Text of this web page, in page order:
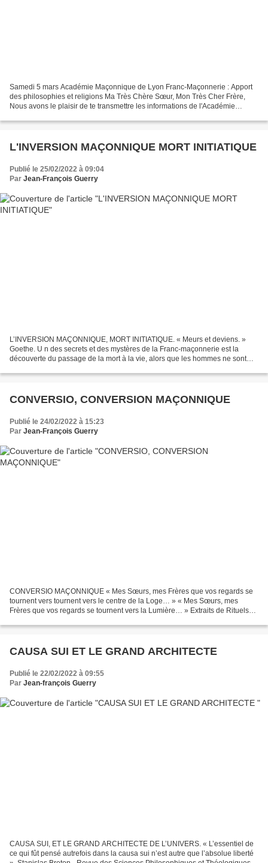
Samedi 5 mars Académie Maçonnique de Lyon Franc-Maçonnerie : Apport
des philosophies et religions Ma Très Chère Sœur, Mon Très Cher Frère,
Nous avons le plaisir de te transmettre les informations de l'Académie
L'INVERSION MAÇONNIQUE MORT INITIATIQUE
Publié le 25/02/2022 à 09:04
Par Jean-François Guerry
L’INVERSION MAÇONNIQUE, MORT INITIATIQUE. « Meurs et deviens. »
Goethe. U n des secrets et des mystères de la Franc-maçonnerie est la
découverte du passage de la mort à la vie, alors que les hommes ne sont
CONVERSIO, CONVERSION MAÇONNIQUE
Publié le 24/02/2022 à 15:23
Par Jean-François Guerry
CONVERSIO MAÇONNIQUE « Mes Sœurs, mes Frères que vos regards se
tournent vers tournent vers le centre de la Loge… » « Mes Sœurs, mes
Frères que vos regards se tournent vers la Lumière… » Extraits de Rituels
CAUSA SUI ET LE GRAND ARCHITECTE
Publié le 22/02/2022 à 09:55
Par Jean-françois Guerry
CAUSA SUI, ET LE GRAND ARCHITECTE DE L’UNIVERS. « L’essentiel de
ce qui fût pensé autrefois dans la causa sui n’est autre que l’absolue liberté